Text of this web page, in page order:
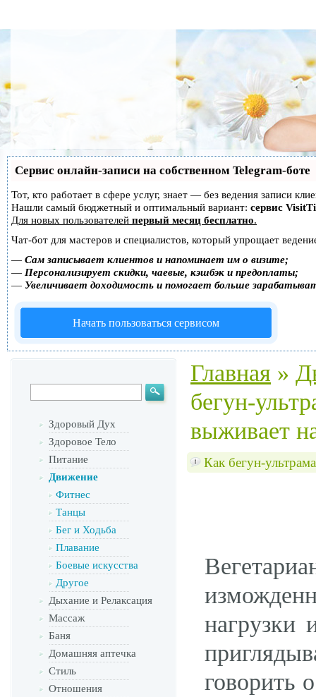
Сервис онлайн-записи на собственном Telegram-боте
Тот, кто работает в сфере услуг, знает — без ведения записи
Нашли самый бюджетный и оптимальный вариант: сервис
Для новых пользователей первый месяц бесплатно.
Чат-бот для мастеров и специалистов, который упрощает
— Сам записывает клиентов и напоминает им о визите;
— Персонализирует скидки, чаевые, кэшбэк и предоплаты;
— Увеличивает доходимость и помогает больше
Начать пользоваться сервисом
Здоровый Дух
Здоровое Тело
Питание
Движение
Фитнес
Танцы
Бег и Ходьба
Плавание
Боевые искусства
Другое
Дыхание и Релаксация
Массаж
Баня
Домашняя аптечка
Стиль
Отношения
Главная »
бегун-
выживает
Как бегун-
нагрузки
говорить